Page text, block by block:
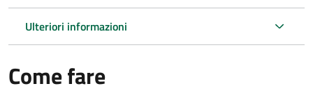
Ulteriori informazioni
Come fare